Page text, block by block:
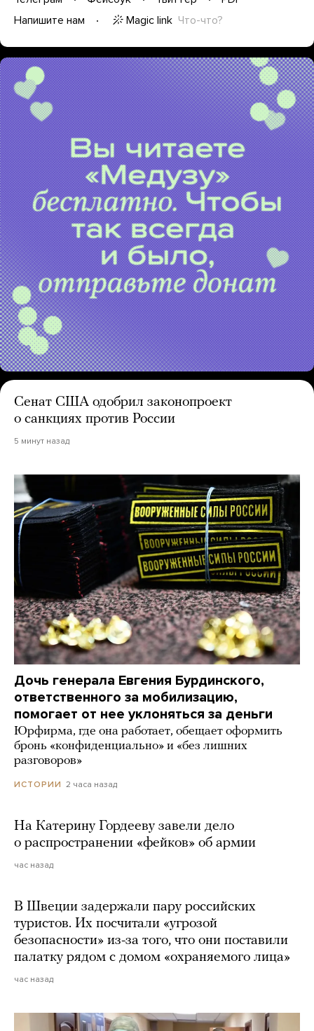
Напишите нам
Magic link Что-что?
Сенат США одобрил законопроект
о санкциях против России
5 минут назад
Дочь генерала Евгения Бурдинского,
ответственного за мобилизацию,
помогает от нее уклоняться за деньги
Юрфирма, где она работает, обещает оформить
бронь «конфиденциально» и «без лишних
разговоров»
ИСТОРИИ 2 часа назад
На Катерину Гордееву завели дело
о распространении «фейков» об армии
час назад
В Швеции задержали пару российских
туристов. Их посчитали «угрозой
безопасности» из-за того, что они поставили
палатку рядом с домом «охраняемого лица»
час назад